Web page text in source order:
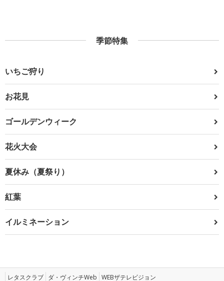
季節特集
いちご狩り
お花見
ゴールデンウィーク
花火大会
夏休み（夏祭り）
紅葉
イルミネーション
レタスクラブ ダ・ヴィンチWeb WEBザテレビジョン